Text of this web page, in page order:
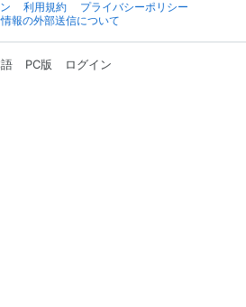
利用規約
プライバシーポリシー
報の外部送信について
PC版 ログイン